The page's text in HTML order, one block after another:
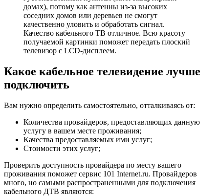
домах), потому как антенны из-за высоких
соседних домов или деревьев не смогут
качественно уловить и обработать сигнал.
Качество кабельного ТВ отличное. Всю красоту
получаемой картинки поможет передать плоский
телевизор с LCD-дисплеем.
Какое кабельное телевидение лучше
подключить
Вам нужно определить самостоятельно, отталкиваясь от:
Количества провайдеров, предоставляющих данную
услугу в вашем месте проживания;
Качества предоставляемых ими услуг;
Стоимости этих услуг;
Проверить доступность провайдера по месту вашего
проживания поможет сервис 101 Internet.ru. Провайдеров
много, но самыми распространенными для подключения
кабельного ДТВ являются: